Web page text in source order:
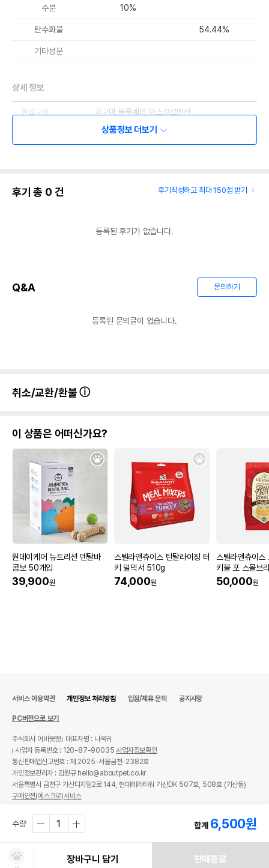
수분 10%
탄수화물 54.44%
기타성분
상세 정보
원료구성 고구마,블루베리,아스코르빈산
큐브
* 해당 정보는 브랜드사 사정에 의해 일부 변경될 수 있습니다.
받았음을 확인할수 있는
대한한국
전화번호
유통기한
단, 상품명에 유통기한 명시된 경우, 해당
상품정보 더보기
후기 총 0 건 후기작성하고 최대 150점 받기
등록된 후기가 없습니다.
Q&A 문의하기
등록된 문의글이 없습니다.
취소/교환/환불
이 상품은 어떠신가요?
원데이케어 뉴트리션 덴탈바
콤보 50개입
39,900원
스텔라앤츄이스 탄탈라이징 터
키 밀믹서 510g
74,000원
스텔라앤츄이스
키블 포 스몰브
리 치킨 1.6kg
50,000원
수량 합계 6,500원
장바구니 담기 판매종료
서비스 이용약관 개인정보 처리방침 입점/제휴 문의 공지사항
PC버전으로 보기
주식회사 어바웃펫
대표자명 : 나옥귀
사업자 등록번호 : 120-87-90035사업자정보확인
통신판매업신고번호 : 제 2025-서울금천-2382호
개인정보관리자 : 김원규 hello@aboutpet.co.kr
서울특별시 금천구 가산디지털2로 144, 현대테라타워 가산DK 507호, 508호 (가산동)
구매안전(에스크로)서비스